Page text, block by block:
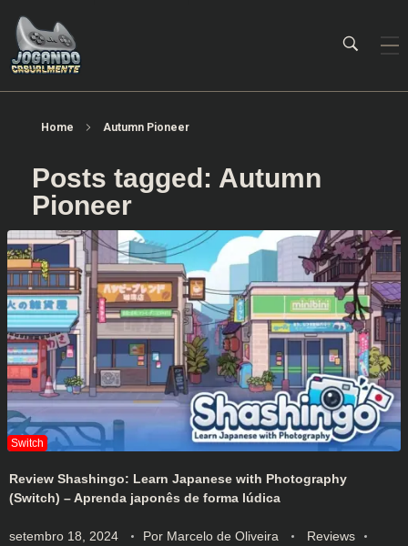
Home Autumn Pioneer
Posts tagged: Autumn
Pioneer
Review Shashingo: Learn Japanese with Photography
(Switch) – Aprenda japonês de forma lúdica
setembro 18, 2024 Por Marcelo de Oliveira
Reviews